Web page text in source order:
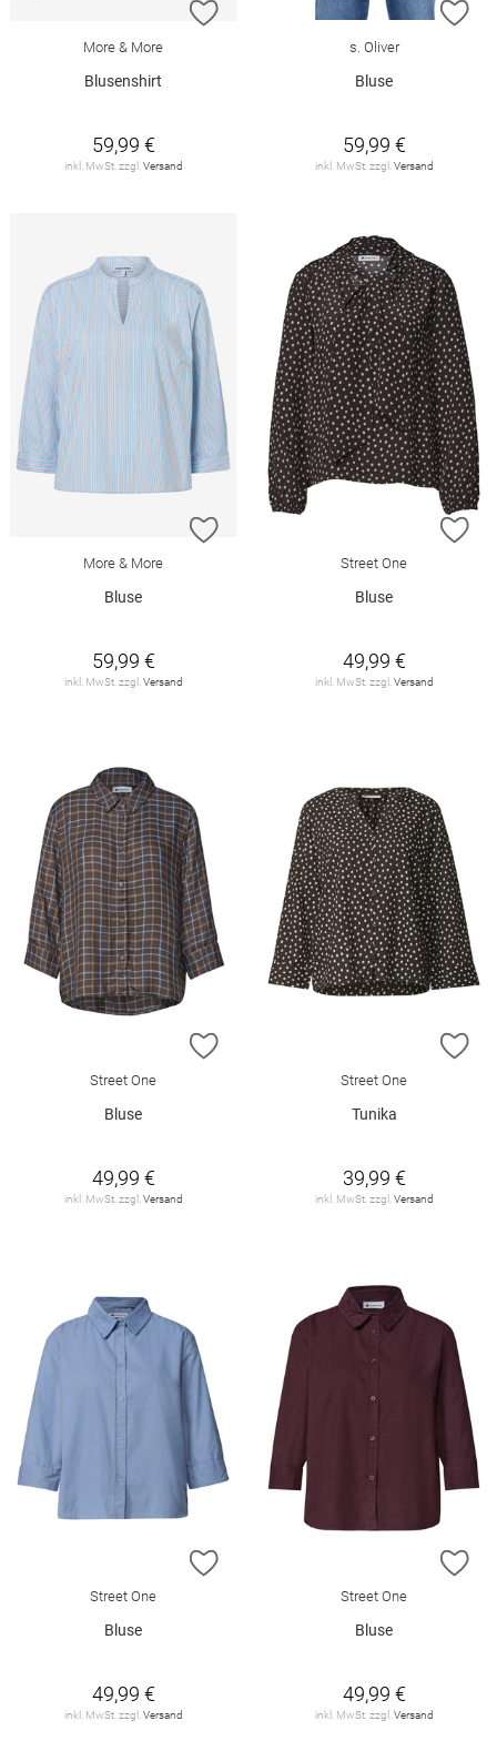
ZUR WUNSCHLISTE HINZUFÜGEN
More & More
Blusenshirt
59,99 €
inkl. MwSt. zzgl. Versand
s. Oliver
Bluse
59,99 €
inkl. MwSt. zzgl. Versand
ZUR WUNSCHLISTE HINZUFÜGEN
More & More
Bluse
59,99 €
inkl. MwSt. zzgl. Versand
Street One
Bluse
49,99 €
inkl. MwSt. zzgl. Versand
ZUR WUNSCHLISTE HINZUFÜGEN
Street One
Bluse
49,99 €
inkl. MwSt. zzgl. Versand
Street One
Tunika
39,99 €
inkl. MwSt. zzgl. Versand
ZUR WUNSCHLISTE HINZUFÜGEN
Street One
Bluse
49,99 €
inkl. MwSt. zzgl. Versand
Street One
Bluse
49,99 €
inkl. MwSt. zzgl. Versand